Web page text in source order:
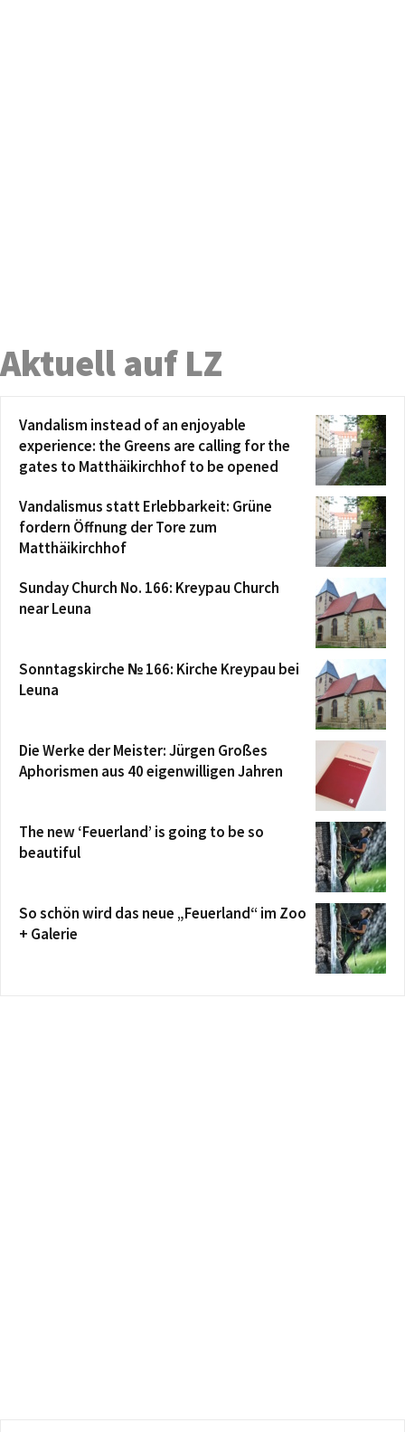
Aktuell auf LZ
Vandalism instead of an enjoyable
experience: the Greens are calling for the
gates to Matthäikirchhof to be opened
Vandalismus statt Erlebbarkeit: Grüne
fordern Öffnung der Tore zum
Matthäikirchhof
Sunday Church No. 166: Kreypau Church
near Leuna
Sonntagskirche № 166: Kirche Kreypau bei
Leuna
Die Werke der Meister: Jürgen Großes
Aphorismen aus 40 eigenwilligen Jahren
The new ‘Feuerland’ is going to be so
beautiful
So schön wird das neue „Feuerland“ im Zoo
+ Galerie